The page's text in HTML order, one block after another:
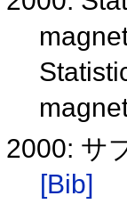
2000: サ
[Bib]